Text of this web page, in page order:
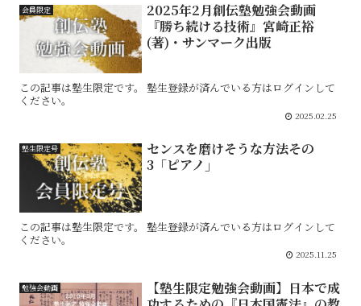
会員限定
2025年2月創伝塾勉強会動画
『勝ち続ける技術』宮崎正裕
(著)・サンマーク出版
この記事は塾生限定です。 塾生登録が済んでいる方はログインして
ください。
2025.02.25
塾生限定号
センスを磨けそうな方法その
3「ピアノ」
この記事は塾生限定です。 塾生登録が済んでいる方はログインして
ください。
2025.11.25
勉強会動画
【塾生限定勉強会動画】日本で成